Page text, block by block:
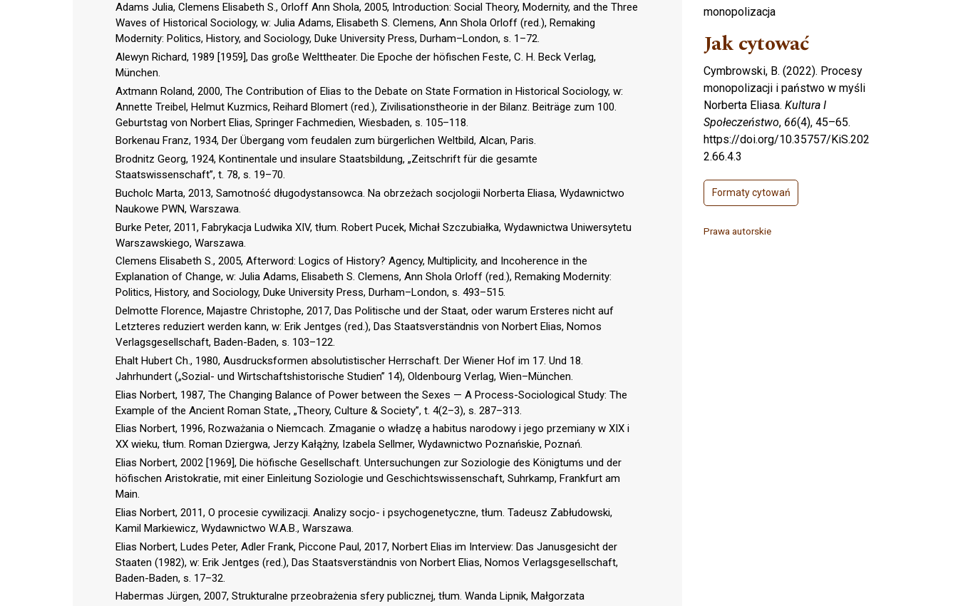
Adams Julia, Clemens Elisabeth S., Orloff Ann Shola, 2005, Introduction: Social Theory, Modernity, and the Three
Waves of Historical Sociology, w: Julia Adams, Elisabeth S. Clemens, Ann Shola Orloff (red.), Remaking
Modernity: Politics, History, and Sociology, Duke University Press, Durham–London, s. 1–72.
Alewyn Richard, 1989 [1959], Das große Welttheater. Die Epoche der höfischen Feste, C. H. Beck Verlag,
München.
Axtmann Roland, 2000, The Contribution of Elias to the Debate on State Formation in Historical Sociology, w:
Annette Treibel, Helmut Kuzmics, Reihard Blomert (red.), Zivilisationstheorie in der Bilanz. Beiträge zum 100.
Geburtstag von Norbert Elias, Springer Fachmedien, Wiesbaden, s. 105–118.
Borkenau Franz, 1934, Der Übergang vom feudalen zum bürgerlichen Weltbild, Alcan, Paris.
Brodnitz Georg, 1924, Kontinentale und insulare Staatsbildung, „Zeitschrift für die gesamte
Staatswissenschaft”, t. 78, s. 19–70.
Bucholc Marta, 2013, Samotność długodystansowca. Na obrzeżach socjologii Norberta Eliasa, Wydawnictwo
Naukowe PWN, Warszawa.
Burke Peter, 2011, Fabrykacja Ludwika XIV, tłum. Robert Pucek, Michał Szczubiałka, Wydawnictwa Uniwersytetu
Warszawskiego, Warszawa.
Clemens Elisabeth S., 2005, Afterword: Logics of History? Agency, Multiplicity, and Incoherence in the
Explanation of Change, w: Julia Adams, Elisabeth S. Clemens, Ann Shola Orloff (red.), Remaking Modernity:
Politics, History, and Sociology, Duke University Press, Durham–London, s. 493–515.
Delmotte Florence, Majastre Christophe, 2017, Das Politische und der Staat, oder warum Ersteres nicht auf
Letzteres reduziert werden kann, w: Erik Jentges (red.), Das Staatsverständnis von Norbert Elias, Nomos
Verlagsgesellschaft, Baden-Baden, s. 103–122.
Ehalt Hubert Ch., 1980, Ausdrucksformen absolutistischer Herrschaft. Der Wiener Hof im 17. Und 18.
Jahrhundert („Sozial- und Wirtschaftshistorische Studien” 14), Oldenbourg Verlag, Wien–München.
Elias Norbert, 1987, The Changing Balance of Power between the Sexes — A Process-Sociological Study: The
Example of the Ancient Roman State, „Theory, Culture & Society”, t. 4(2–3), s. 287–313.
Elias Norbert, 1996, Rozważania o Niemcach. Zmaganie o władzę a habitus narodowy i jego przemiany w XIX i
XX wieku, tłum. Roman Dziergwa, Jerzy Kałążny, Izabela Sellmer, Wydawnictwo Poznańskie, Poznań.
Elias Norbert, 2002 [1969], Die höfische Gesellschaft. Untersuchungen zur Soziologie des Königtums und der
höfischen Aristokratie, mit einer Einleitung Soziologie und Geschichtswissenschaft, Suhrkamp, Frankfurt am
Main.
Elias Norbert, 2011, O procesie cywilizacji. Analizy socjo- i psychogenetyczne, tłum. Tadeusz Zabłudowski,
Kamil Markiewicz, Wydawnictwo W.A.B., Warszawa.
Elias Norbert, Ludes Peter, Adler Frank, Piccone Paul, 2017, Norbert Elias im Interview: Das Janusgesicht der
Staaten (1982), w: Erik Jentges (red.), Das Staatsverständnis von Norbert Elias, Nomos Verlagsgesellschaft,
Baden-Baden, s. 17–32.
Habermas Jürgen, 2007, Strukturalne przeobrażenia sfery publicznej, tłum. Wanda Lipnik, Małgorzata
monopolizacja
Jak cytować
Cymbrowski, B. (2022). Procesy
monopolizacji i państwo w myśli
Norberta Eliasa. Kultura I
Społeczeństwo, 66(4), 45–65.
https://doi.org/10.35757/KiS.202
2.66.4.3
Formaty cytowań
Prawa autorskie